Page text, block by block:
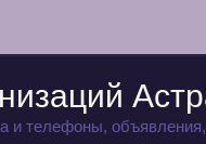
и телефоны,